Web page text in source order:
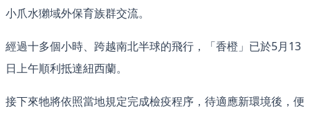
小爪水獺域外保育族群交流。
經過十多個小時、跨越南北半球的飛行，「香橙」已於5月13
日上午順利抵達紐西蘭。
接下來牠將依照當地規定完成檢疫程序，待適應新環境後，便